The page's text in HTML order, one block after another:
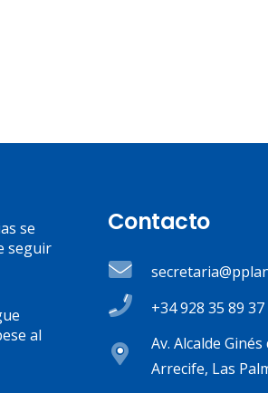
se
seguir
al
Contacto
+34 928 35 89 37
Av. Alcalde
Arrecife, Las